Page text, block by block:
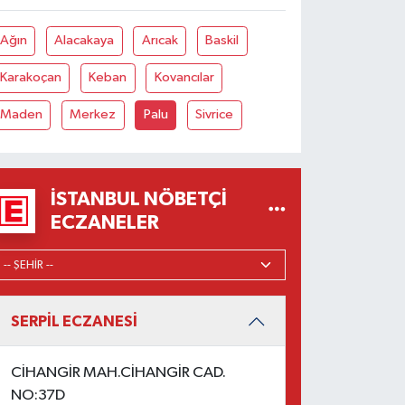
Ağın Alacakaya Arıcak Baskil
Karakoçan Keban Kovancılar
Maden Merkez Palu Sivrice
İSTANBUL NÖBETÇI
ECZANELER
SERPİL ECZANESİ
CİHANGİR MAH.CİHANGİR CAD.
NO:37D